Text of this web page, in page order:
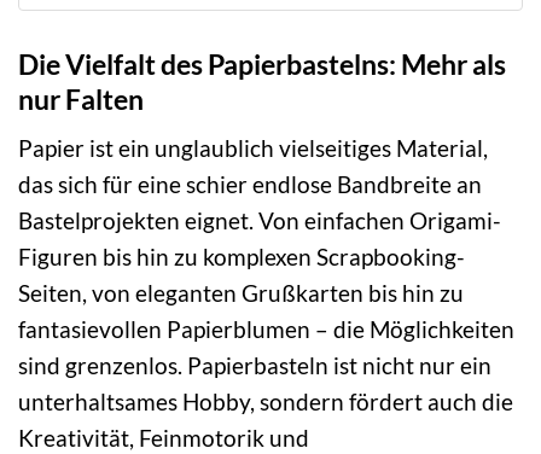
Die Vielfalt des Papierbastelns: Mehr als
nur Falten
Papier ist ein unglaublich vielseitiges Material,
das sich für eine schier endlose Bandbreite an
Bastelprojekten eignet. Von einfachen Origami-
Figuren bis hin zu komplexen Scrapbooking-
Seiten, von eleganten Grußkarten bis hin zu
fantasievollen Papierblumen – die Möglichkeiten
sind grenzenlos. Papierbasteln ist nicht nur ein
unterhaltsames Hobby, sondern fördert auch die
Kreativität, Feinmotorik und